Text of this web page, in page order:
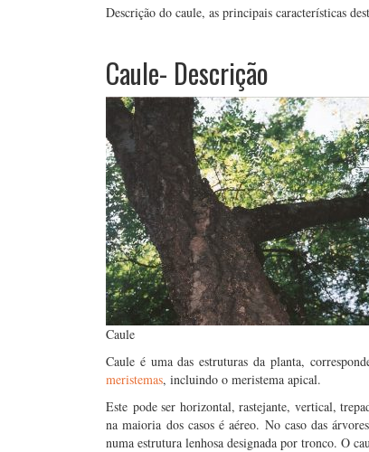
Descrição do caule, as principais características
Caule- Descrição
Caule
Caule é uma das estruturas da planta,
meristemas, incluindo o meristema apical.
Este pode ser horizontal, rastejante, vertical,
na maioria dos casos é aéreo. No caso das
numa estrutura lenhosa designada por tronco. O